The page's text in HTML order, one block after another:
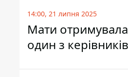
14:00, 21 липня 2025
Мати отримувала
один з